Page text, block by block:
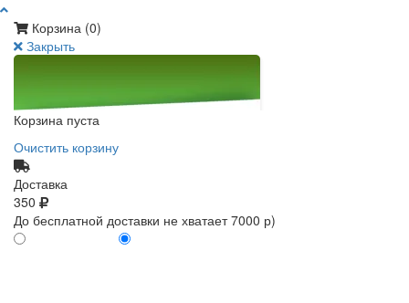
Корзина (0)
Закрыть
Корзина пуста
Очистить корзину
Доставка
350
До бесплатной доставки не хватает 7000 р)